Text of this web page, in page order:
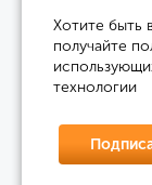
Хотите быть
получайте
технологии